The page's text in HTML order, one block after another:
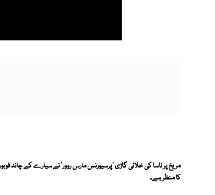
مریخ پر ناسا کی خلائی گاڑی 'پرسیورنس مارس روور' نے سیارے کے چاند
کا منظر ہے۔